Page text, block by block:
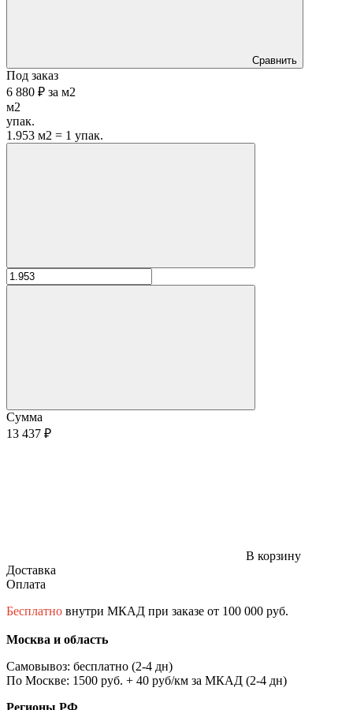
Сравнить
Под заказ
6 880 ₽ за м2
м2
упак.
1.953 м2 = 1 упак.
Сумма
13 437 ₽
В корзину
Доставка
Оплата
Бесплатно внутри МКАД при заказе от 100 000 руб.
Москва и область
Самовывоз: бесплатно (2-4 дн)
По Москве: 1500 руб. + 40 руб/км за МКАД (2-4 дн)
Регионы РФ